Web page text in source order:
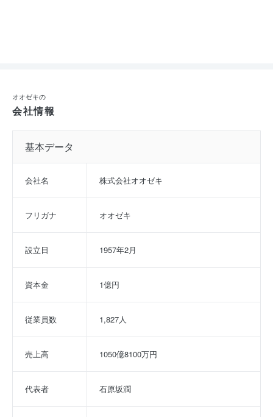
オオゼキの
会社情報
基本データ
会社名 株式会社オオゼキ
フリガナ オオゼキ
設立日 1957年2月
資本金 1億円
従業員数 1,827人
売上高 1050億8100万円
代表者 石原坂潤